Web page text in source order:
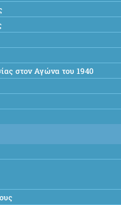
στον Αγώνα του 1940